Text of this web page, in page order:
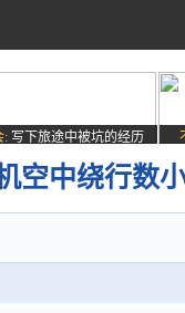
: 写下旅途中被坑的经历
空中绕行数